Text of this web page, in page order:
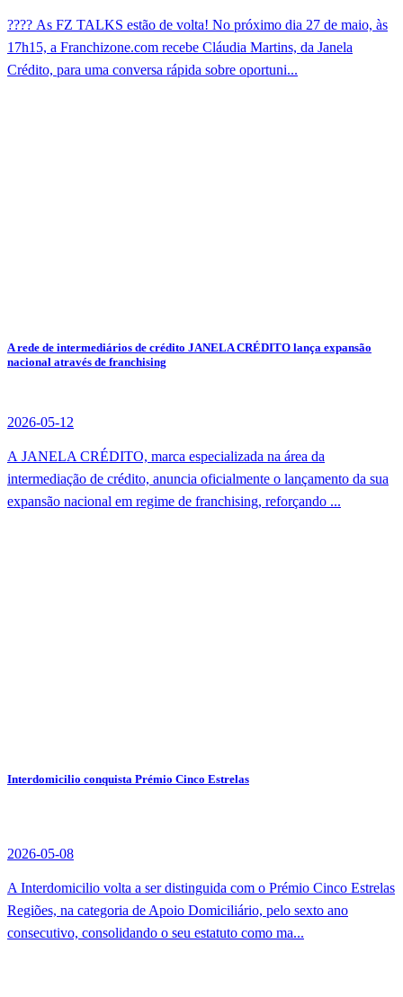
???? As FZ TALKS estão de volta! No próximo dia 27 de maio, às
17h15, a Franchizone.com recebe Cláudia Martins, da Janela
Crédito, para uma conversa rápida sobre oportuni...
A rede de intermediários de crédito JANELA CRÉDITO lança expansão
nacional através de franchising
2026-05-12
A JANELA CRÉDITO, marca especializada na área da
intermediação de crédito, anuncia oficialmente o lançamento da sua
expansão nacional em regime de franchising, reforçando ...
Interdomicilio conquista Prémio Cinco Estrelas
2026-05-08
A Interdomicilio volta a ser distinguida com o Prémio Cinco Estrelas
Regiões, na categoria de Apoio Domiciliário, pelo sexto ano
consecutivo, consolidando o seu estatuto como ma...